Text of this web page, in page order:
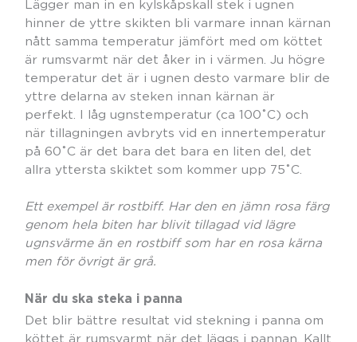
Lägger man in en kylskåpskall stek i ugnen
hinner de yttre skikten bli varmare innan kärnan
nått samma temperatur jämfört med om köttet
är rumsvarmt när det åker in i värmen. Ju högre
temperatur det är i ugnen desto varmare blir de
yttre delarna av steken innan kärnan är
perfekt. I låg ugnstemperatur (ca 100˚C) och
när tillagningen avbryts vid en innertemperatur
på 60˚C är det bara det bara en liten del, det
allra yttersta skiktet som kommer upp 75˚C.
Ett exempel är rostbiff. Har den en jämn rosa färg
genom hela biten har blivit tillagad vid lägre
ugnsvärme än en rostbiff som har en rosa kärna
men för övrigt är grå.
När du ska steka i panna
Det blir bättre resultat vid stekning i panna om
köttet är rumsvarmt när det läggs i pannan. Kallt